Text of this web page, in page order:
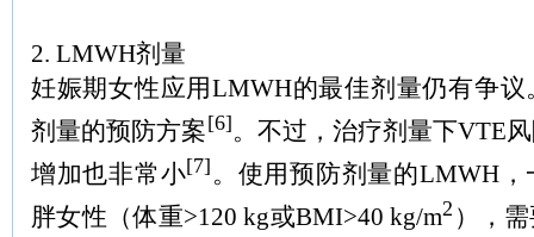
2. LMWH剂量
妊娠期女性应用LMWH的最佳剂量仍有争
剂量的预防方案[6]。不过，治疗剂量下VTE
增加也非常小[7] 。使用预防剂量的LMWH
胖女性（体重>120 kg或BMI>40 kg/m2 ），